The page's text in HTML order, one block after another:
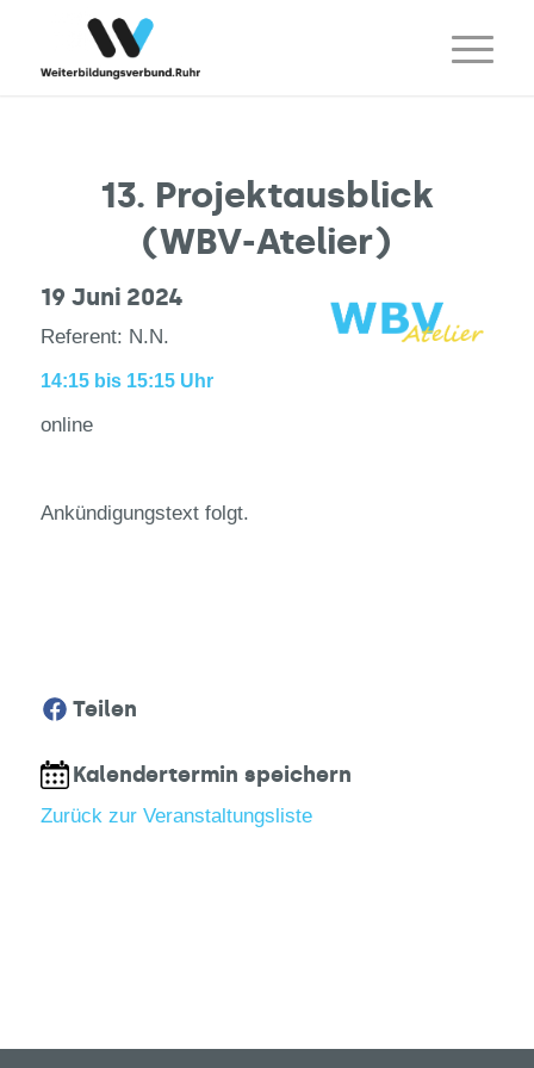
13. Projektausblick
(WBV-Atelier)
19 Juni 2024
Referent: N.N.
14:15 bis 15:15 Uhr
online
Ankündigungstext folgt.
Teilen
Kalendertermin speichern
Zurück zur Veranstaltungsliste